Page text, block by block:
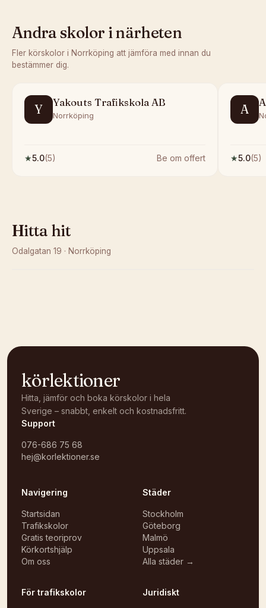
Andra skolor i närheten
Fler körskolor i Norrköping att jämföra med innan du
bestämmer dig.
Y Yakouts Trafikskola AB
Norrköping
★5.0(5) Be om offert
A
★5.0(5)
Hitta hit
Odalgatan 19 · Norrköping
körlektioner
Hitta, jämför och boka körskolor i hela
Sverige – snabbt, enkelt och kostnadsfritt.
Support
076-686 75 68
hej@korlektioner.se
Navigering
Startsidan
Trafikskolor
Gratis teoriprov
Körkortshjälp
Om oss
Städer
Stockholm
Göteborg
Malmö
Uppsala
Alla städer →
För trafikskolor Juridiskt